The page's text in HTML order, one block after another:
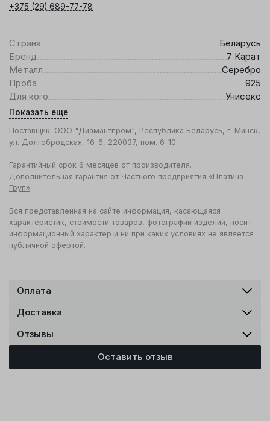
+375 (29) 689-77-78
Страна
Беларусь
Бренд
7 Карат
Металл
Серебро
Проба
925
Для кого
Унисекс
Показать еще
Поставщик: ООО "Диамантпром", Республика Беларусь, г. Минск,
ул. Долгобродская, 16-6, 220037, пом. 6-10
Гарантийный срок 6 месяцев от производителя.
Дополнительная гарантия от Частного предприятия «Платина-
Груп».
Вся представленная на сайте информация, касающаяся
характеристик, стоимости товаров, фотографии изделий, носит
информационный характер и ни при каких условиях не является
публичной офертой.
Оплата
Доставка
Отзывы
Оставить отзыв